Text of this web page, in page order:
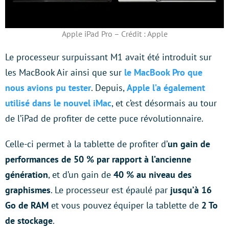
Apple iPad Pro – Crédit : Apple
Le processeur surpuissant M1 avait été introduit sur
les MacBook Air ainsi que sur le MacBook Pro que
nous avions pu tester. Depuis,Apple l’a également
utilisé dans le nouvel iMac, et c’est désormais au tour
de l’iPad de profiter de cette puce révolutionnaire.
Celle-ci permet à la tablette de profiter d’un gain de
performances de 50 % par rapport à l’ancienne
génération, et d’un gain de 40 % au niveau des
graphismes. Le processeur est épaulé par jusqu’à 16
Go de RAM et vous pouvez équiper la tablette de 2 To
de stockage.